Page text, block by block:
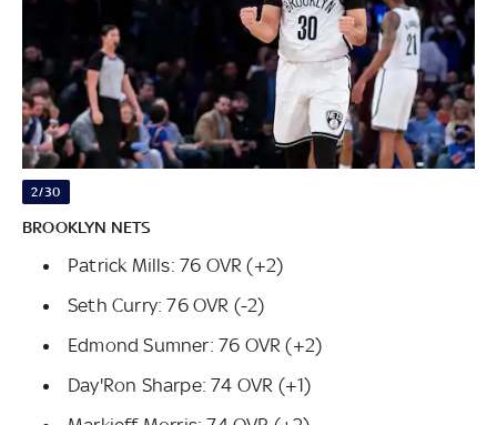
2/30
BROOKLYN NETS
Patrick Mills: 76 OVR (+2)
Seth Curry: 76 OVR (-2)
Edmond Sumner: 76 OVR (+2)
Day'Ron Sharpe: 74 OVR (+1)